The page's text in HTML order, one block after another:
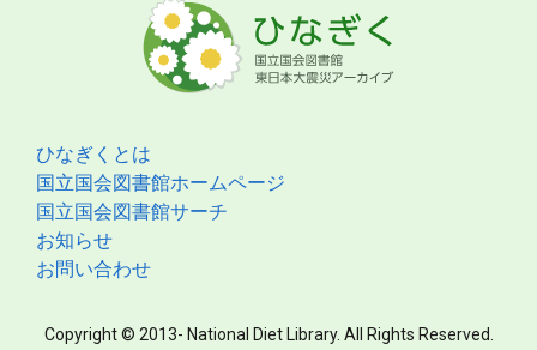
ひなぎくとは
国立国会図書館ホームページ
国立国会図書館サーチ
お知らせ
お問い合わせ
Copyright © 2013- National Diet Library. All Rights Reserved.